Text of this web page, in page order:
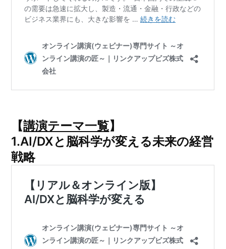
【講演テーマ一覧】
1.AI/DXと脳科学が変える未来の経営
戦略